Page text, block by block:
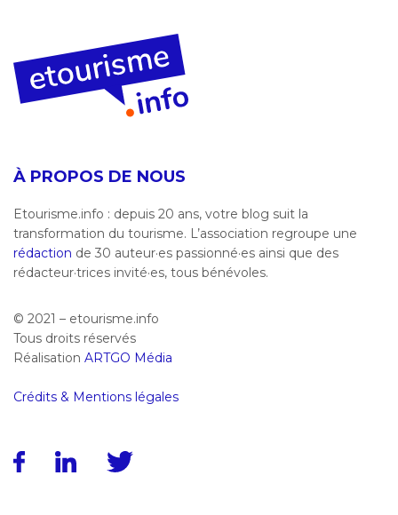
À PROPOS DE NOUS
Etourisme.info : depuis 20 ans, votre blog suit la
transformation du tourisme. L’association regroupe une
rédaction de 30 auteur·es passionné·es ainsi que des
rédacteur·trices invité·es, tous bénévoles.
© 2021 – etourisme.info
Tous droits réservés
Réalisation ARTGO Média
Crédits & Mentions légales